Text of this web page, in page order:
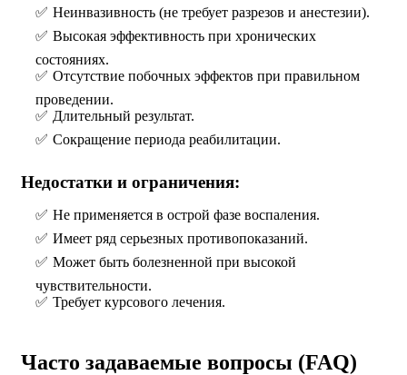
Неинвазивность (не требует разрезов и анестезии).
Высокая эффективность при хронических
состояниях.
Отсутствие побочных эффектов при правильном
проведении.
Длительный результат.
Сокращение периода реабилитации.
Недостатки и ограничения:
Не применяется в острой фазе воспаления.
Имеет ряд серьезных противопоказаний.
Может быть болезненной при высокой
чувствительности.
Требует курсового лечения.
Часто задаваемые вопросы (FAQ)